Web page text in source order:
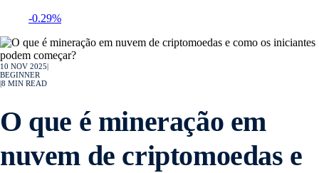
-0.29%
10 NOV 2025
BEGINNER
8 MIN READ
O que é mineração em
nuvem de criptomoedas e